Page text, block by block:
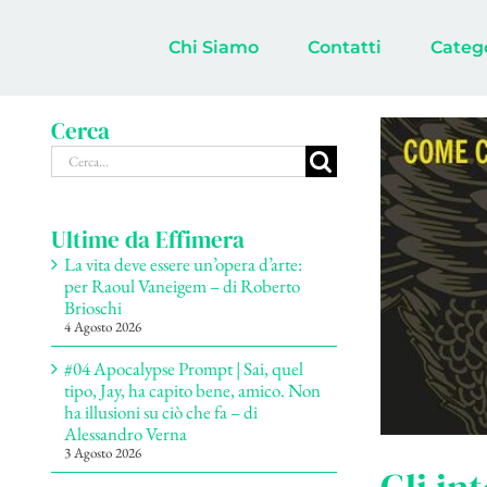
Chi Siamo Contatti
Cerca
Cerca
per:
Ultime da Effimera
La vita deve essere un’opera d’arte:
per Raoul Vaneigem – di Roberto
Brioschi
4 Agosto 2026
#04 Apocalypse Prompt | Sai, quel
tipo, Jay, ha capito bene, amico. Non
ha illusioni su ciò che fa – di
Alessandro Verna
3 Agosto 2026